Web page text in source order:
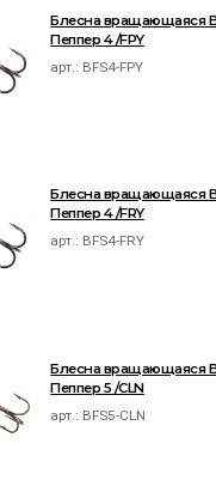
Блесна вращающаяся
Пеппер 4 /FPY
арт.: BFS4-FPY
Блесна вращающаяся
Пеппер 4 /FRY
арт.: BFS4-FRY
Блесна вращающаяся
Пеппер 5 /CLN
арт.: BFS5-CLN